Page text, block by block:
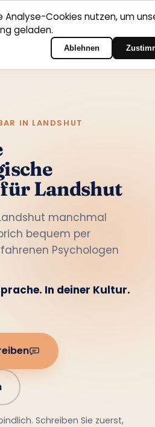
Psychologen
Deutsch Zum Portal-Login
IN LANDSHUT
Landshut
manchmal
bequem per
Psychologen
In deiner Kultur.
Schreiben Sie zuerst,
Cookies nutzen, um
geladen.
Ablehnen